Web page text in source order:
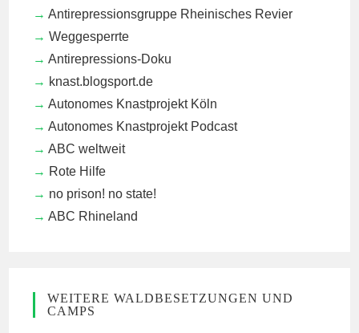
Antirepressionsgruppe Rheinisches Revier
Weggesperrte
Antirepressions-Doku
knast.blogsport.de
Autonomes Knastprojekt Köln
Autonomes Knastprojekt Podcast
ABC weltweit
Rote Hilfe
no prison! no state!
ABC Rhineland
WEITERE WALDBESETZUNGEN UND
CAMPS